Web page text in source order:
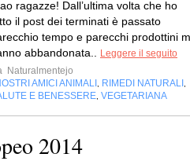
ragazze! Dall’ultima volta che ho
il post dei terminati è passato
tempo e parecchi prodottini
abbandonata..
Leggere il seguito
Naturalmentejo
AMICI ANIMALI
RIMEDI NATURALI
E BENESSERE VEGETARIANA
2014